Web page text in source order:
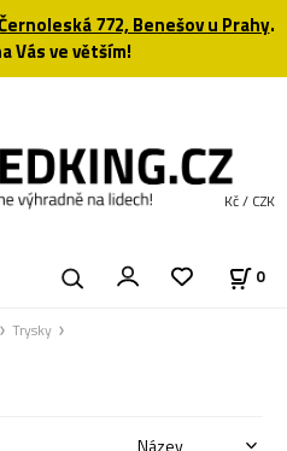
772, Benešov u Prahy.
Vás ve větším!
0
Kč / CZK
Trysky